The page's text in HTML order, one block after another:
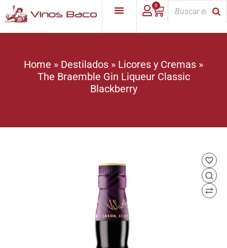
0
Home » Destilados » Licores y Cremas »
The Braemble Gin Liqueur Classic
Blackberry